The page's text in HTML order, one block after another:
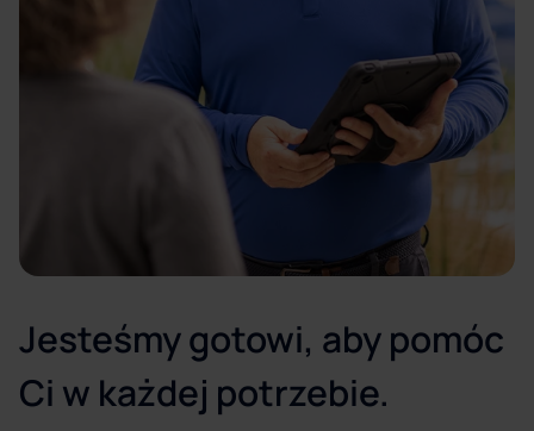
Jesteśmy gotowi, aby pomóc
Ci w każdej potrzebie.